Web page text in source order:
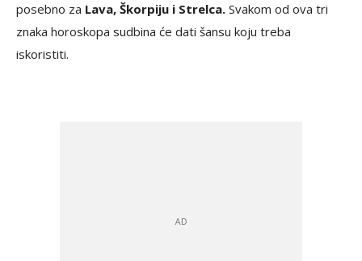
posebno za Lava, Škorpiju i Strelca. Svakom od ova tri
znaka horoskopa sudbina će dati šansu koju treba
iskoristiti.